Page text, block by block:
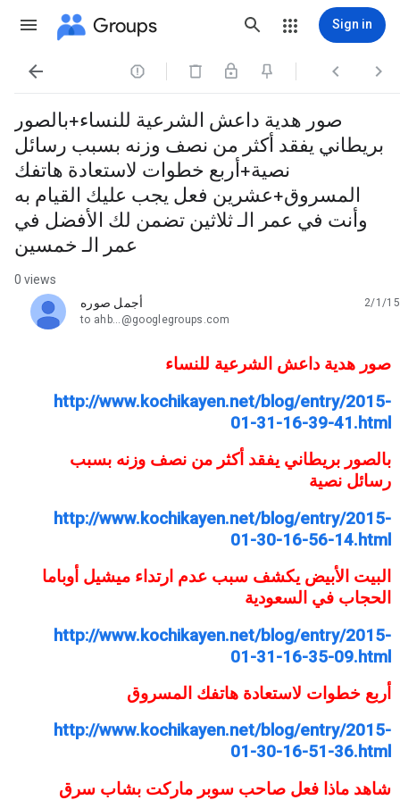
Groups Sign in
   
صور هدية داعش الشرعية للنساء+بالصور
بريطاني يفقد أكثر من نصف وزنه بسبب رسائل
نصية+أربع خطوات لاستعادة هاتفك
المسروق+عشرين فعل يجب عليك القيام به
وأنت في عمر الـ ثلاثين تضمن لك الأفضل في
عمر الـ خمسين
0 views
أجمل صوره
unread,
2/1/15
to ahb...@googlegroups.com
صور هدية داعش الشرعية للنساء
http://www.kochikayen.net/blog/entry/2015-
01-31-16-39-41.html
بالصور بريطاني يفقد أكثر من نصف وزنه بسبب
رسائل نصية
http://www.kochikayen.net/blog/entry/2015-
01-30-16-56-14.html
البيت الأبيض يكشف سبب عدم ارتداء ميشيل أوباما
الحجاب في السعودية
http://www.kochikayen.net/blog/entry/2015-
01-31-16-35-09.html
أربع خطوات لاستعادة هاتفك المسروق
http://www.kochikayen.net/blog/entry/2015-
01-30-16-51-36.html
شاهد ماذا فعل صاحب سوبر ماركت بشاب سرق